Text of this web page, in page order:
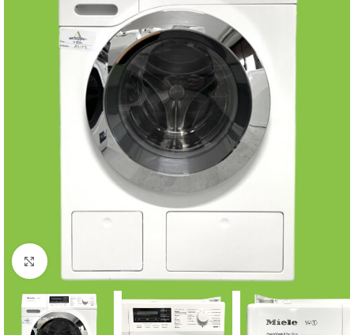
Click to enlarge